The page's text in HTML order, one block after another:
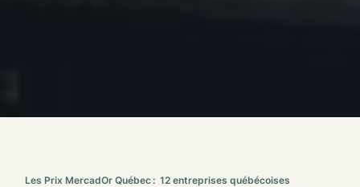
Les Prix MercadOr Québec : 12 entreprises québécoises